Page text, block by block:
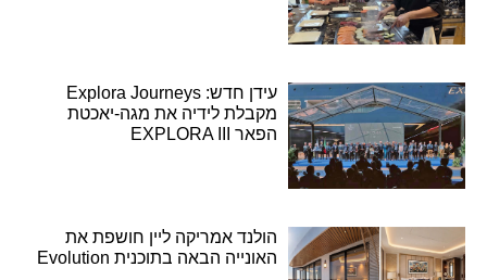
עידן חדש: Explora Journeys
מקבלת לידיה את מגה-יאכטת
הפאר EXPLORA III
הולנד אמריקה ליין חושפת את
האונייה הבאה בתוכנית Evolution